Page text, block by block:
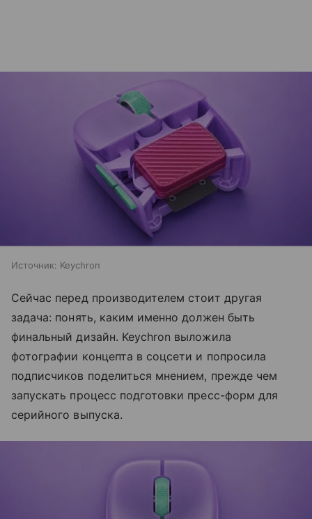
Источник: Keychron
Сейчас перед производителем стоит другая
задача: понять, каким именно должен быть
финальный дизайн. Keychron выложила
фотографии концепта в соцсети и попросила
подписчиков поделиться мнением, прежде чем
запускать процесс подготовки пресс-форм для
серийного выпуска.